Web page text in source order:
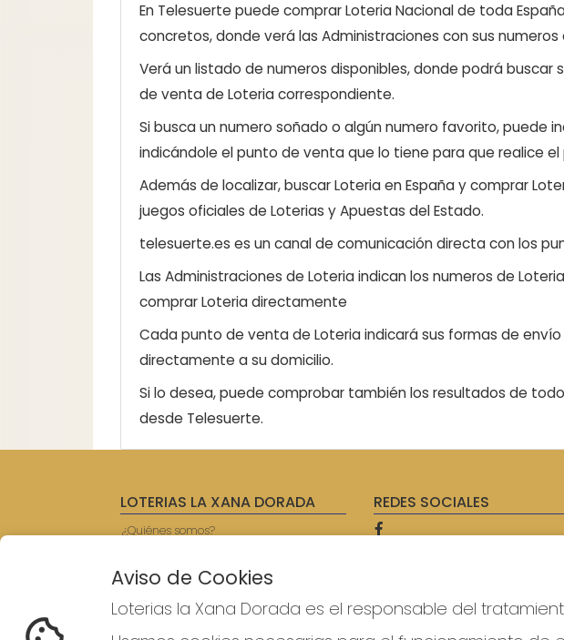
En Telesuerte puede comprar Loteria Nacional de toda
concretos, donde verá las Administraciones con sus
Verá un listado de numeros disponibles, donde podrá
de venta de Loteria correspondiente.
Si busca un numero soñado o algún numero favorito, puede
indicándole el punto de venta que lo tiene para que realice
Además de localizar, buscar Loteria en España y comprar
juegos oficiales de Loterias y Apuestas del Estado.
telesuerte.es es un canal de comunicación directa con los
Las Administraciones de Loteria indican los numeros de
comprar Loteria directamente
Cada punto de venta de Loteria indicará sus formas de
directamente a su domicilio.
Si lo desea, puede comprobar también los resultados de
desde Telesuerte.
LOTERIAS LA XANA DORADA
¿Quiénes somos?
Contacto
Empresas
Prensa
REDES SOCIALES
Aviso de Cookies
Loterias la Xana Dorada es el responsable del